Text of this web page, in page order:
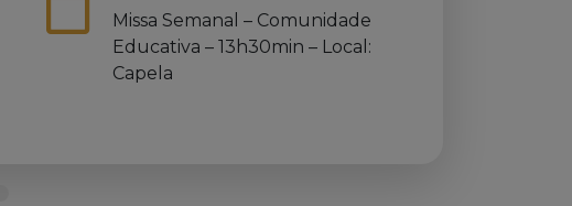
Missa Semanal – Comunidade
Educativa – 13h30min – Local:
Capela